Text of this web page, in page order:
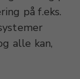
på f.eks.
alle kan,